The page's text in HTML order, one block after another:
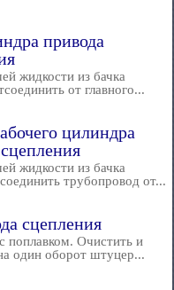
привода
жидкости из бачка
от главного...
цилиндра
жидкости из бачка
трубопровод от...
сцепления
поплавком. Очистить и
один оборот штуцер...